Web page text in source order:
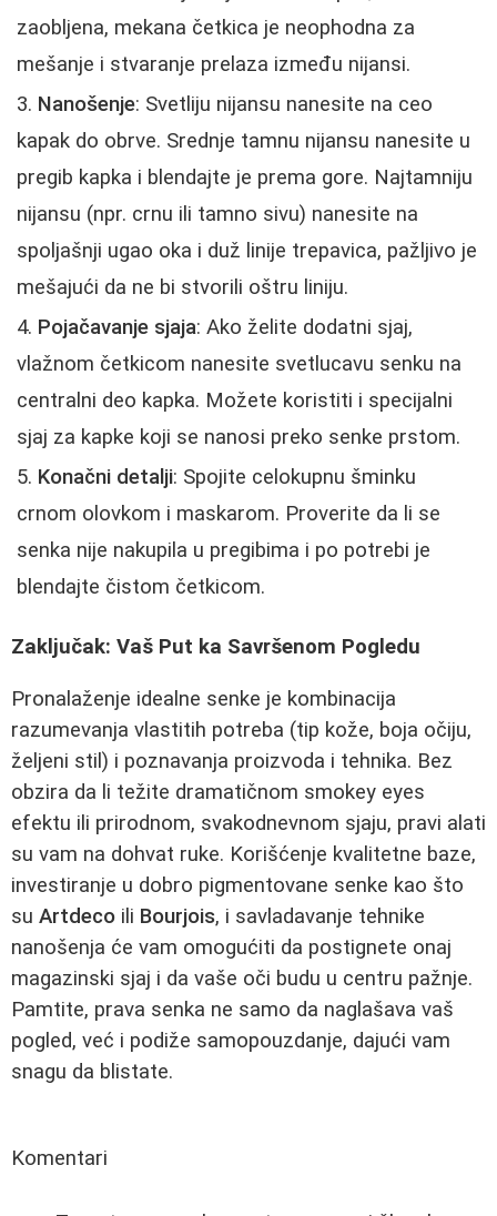
zaobljena, mekana četkica je neophodna za
mešanje i stvaranje prelaza između nijansi.
Nanošenje: Svetliju nijansu nanesite na ceo
kapak do obrve. Srednje tamnu nijansu nanesite u
pregib kapka i blendajte je prema gore. Najtamniju
nijansu (npr. crnu ili tamno sivu) nanesite na
spoljašnji ugao oka i duž linije trepavica, pažljivo je
mešajući da ne bi stvorili oštru liniju.
Pojačavanje sjaja: Ako želite dodatni sjaj,
vlažnom četkicom nanesite svetlucavu senku na
centralni deo kapka. Možete koristiti i specijalni
sjaj za kapke koji se nanosi preko senke prstom.
Konačni detalji: Spojite celokupnu šminku
crnom olovkom i maskarom. Proverite da li se
senka nije nakupila u pregibima i po potrebi je
blendajte čistom četkicom.
Zaključak: Vaš Put ka Savršenom Pogledu
Pronalaženje idealne senke je kombinacija
razumevanja vlastitih potreba (tip kože, boja očiju,
željeni stil) i poznavanja proizvoda i tehnika. Bez
obzira da li težite dramatičnom smokey eyes
efektu ili prirodnom, svakodnevnom sjaju, pravi alati
su vam na dohvat ruke. Korišćenje kvalitetne baze,
investiranje u dobro pigmentovane senke kao što
su Artdeco ili Bourjois, i savladavanje tehnike
nanošenja će vam omogućiti da postignete onaj
magazinski sjaj i da vaše oči budu u centru pažnje.
Pamtite, prava senka ne samo da naglašava vaš
pogled, već i podiže samopouzdanje, dajući vam
snagu da blistate.
Komentari